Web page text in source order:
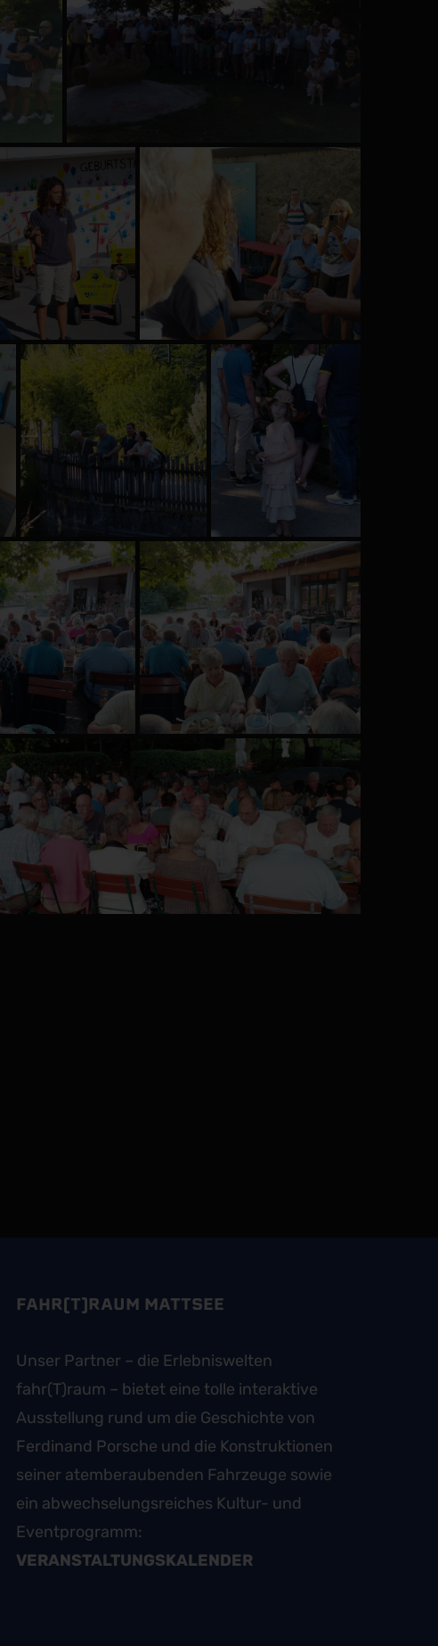
FAHR(T)RAUM MATTSEE
Unser Partner – die Erlebniswelten
fahr(T)raum – bietet eine tolle interaktive
Ausstellung rund um die Geschichte von
Ferdinand Porsche und die Konstruktionen
seiner atemberaubenden Fahrzeuge sowie
ein abwechselungsreiches Kultur- und
Eventprogramm:
VERANSTALTUNGSKALENDER